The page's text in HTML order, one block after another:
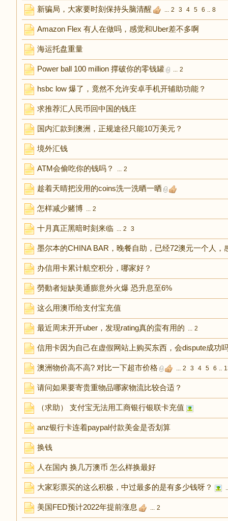
新骗局，大家要时刻保持头脑清醒 ... 2 3 4 5 6 .. 8
Amazon Flex 有人在做吗，感觉和Uber差不多啊
海运托盘重量
Power ball 100 million 撑破你的零钱罐 ... 2
hsbc low 爆了，竟然不允许安卓手机开辅助功能？
求推荐汇人民币回中国的钱庄
国内汇款到澳洲，正规途径只能10万美元？
境外汇钱
ATM会偷吃你的钱吗？ ... 2
趁着天晴把没用的coins洗一洗晒一晒
怎样减少赌博 ... 2
十月真正黑暗时刻来临 ... 2 3
墨尔本的CHINA BAR，晚餐自助，已经72澳元一个人，
办信用卡累计航空积分，哪家好？
勞動者短缺美通膨意外火爆 恐升息至6%
这么用澳币给支付宝充值
最近周末开开uber，发现rating真的蛮有用的 ... 2
信用卡因为自己在虚假网站上购买东西，会dispute成功
澳洲物价高不高? 对比一下超市价格 ... 2 3 4 5 6 ..
请问如果要寄贵重物品哪家物流比较合适？
（求助） 支付宝无法用工商银行银联卡充值
anz银行卡连着paypal付款美金是否划算
换钱
人在国内 换几万澳币 怎么样换最好
大家彩票买的这么积极，中过最多的是有多少钱呀？
美国FED预计2022年提前涨息 ... 2